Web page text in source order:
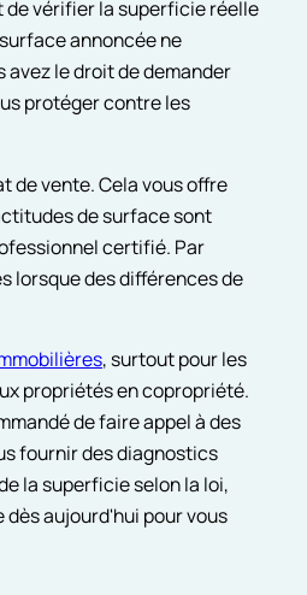
de vérifier la superficie réelle
annoncée ne
le droit de demander
protéger contre les
de vente. Cela vous offre
de surface sont
certifié. Par
lorsque des différences de
, surtout pour les
propriétés en copropriété.
de faire appel à des
fournir des diagnostics
la superficie selon la loi,
aujourd'hui pour vous